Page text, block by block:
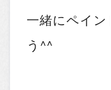
一緒にペイ
う^^